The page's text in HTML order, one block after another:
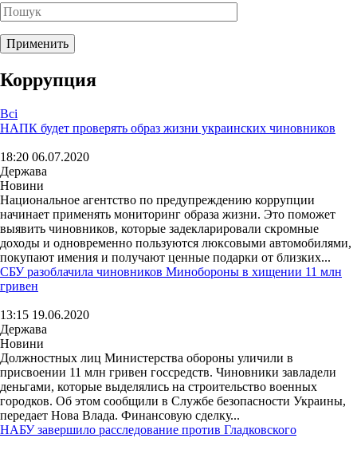
Коррупция
Всі
НАПК будет проверять образ жизни украинских чиновников
18:20 06.07.2020
Держава
Новини
Национальное агентство по предупреждению коррупции
начинает применять мониторинг образа жизни. Это поможет
выявить чиновников, которые задекларировали скромные
доходы и одновременно пользуются люксовыми автомобилями,
покупают имения и получают ценные подарки от близких...
СБУ разоблачила чиновников Минобороны в хищении 11 млн
гривен
13:15 19.06.2020
Держава
Новини
Должностных лиц Министерства обороны уличили в
присвоении 11 млн гривен госсредств. Чиновники завладели
деньгами, которые выделялись на строительство военных
городков. Об этом сообщили в Службе безопасности Украины,
передает Нова Влада. Финансовую сделку...
НАБУ завершило расследование против Гладковского